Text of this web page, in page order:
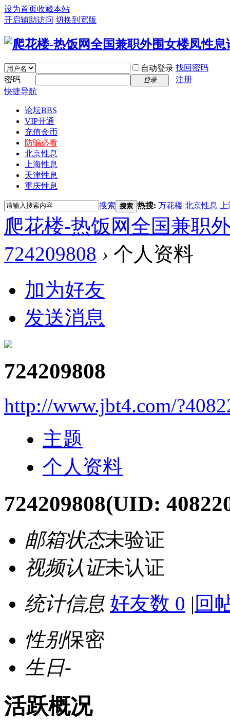
设为首页收藏本站
开启辅助访问 切换到宽版
自动登录 找回密码
密码
登录
注册
快捷导航
论坛BBS
VIP开通
充值金币
防骗必看
北京性息
上海性息
天津性息
重庆性息
搜索 搜索 热搜: 万花楼 北京性息
爬花楼-热饭网全国兼职
724209808 › 个人资料
加为好友
发送消息
724209808
http://www.jbt4.com/
主题
个人资料
724209808(UID:
邮箱状态未验证
视频认证未认证
统计信息 好友数 0 | 回
性别保密
生日-
活跃概况